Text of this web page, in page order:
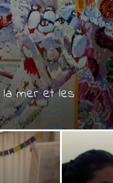
la mer et les